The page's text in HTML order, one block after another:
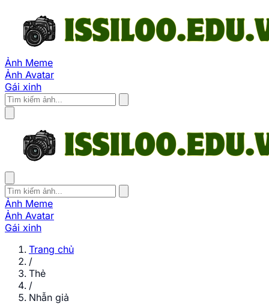
Ảnh Meme
Ảnh Avatar
Gái xinh
Ảnh Meme
Ảnh Avatar
Gái xinh
Trang chủ
/
Thẻ
/
Nhẫn giả